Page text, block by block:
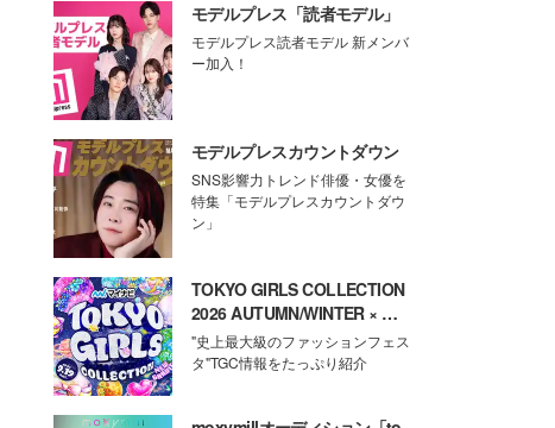
モデルプレス「読者モデル」
モデルプレス読者モデル 新メンバ
ー加入！
モデルプレスカウントダウン
SNS影響力トレンド俳優・女優を
特集「モデルプレスカウントダウ
ン」
TOKYO GIRLS COLLECTION
2026 AUTUMN/WINTER × モ
デルプレス
"史上最大級のファッションフェス
タ"TGC情報をたっぷり紹介